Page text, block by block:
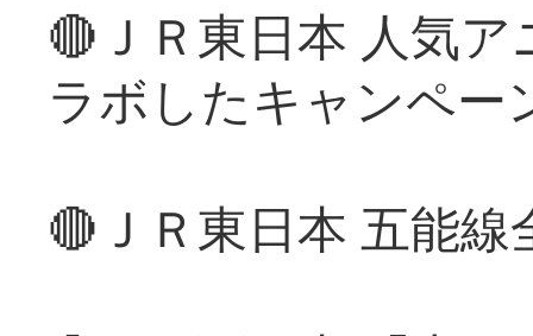
🔴ＪＲ東日本 人気
ラボしたキャンペー
🔴ＪＲ東日本 五能